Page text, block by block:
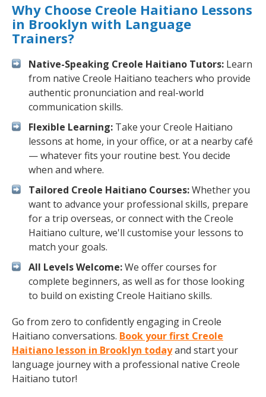
Why Choose Creole Haitiano Lessons
in Brooklyn with Language
Trainers?
Native-Speaking Creole Haitiano Tutors: Learn
from native Creole Haitiano teachers who provide
authentic pronunciation and real-world
communication skills.
Flexible Learning: Take your Creole Haitiano
lessons at home, in your office, or at a nearby café
— whatever fits your routine best. You decide
when and where.
Tailored Creole Haitiano Courses:Whether you
want to advance your professional skills, prepare
for a trip overseas, or connect with the Creole
Haitiano culture, we'll customise your lessons to
match your goals.
All Levels Welcome:We offer courses for
complete beginners, as well as for those looking
to build on existing Creole Haitiano skills.
Go from zero to confidently engaging in Creole
Haitiano conversations. Book your first Creole
Haitiano lesson in Brooklyn todayand start your
language journey with a professional native Creole
Haitiano tutor!